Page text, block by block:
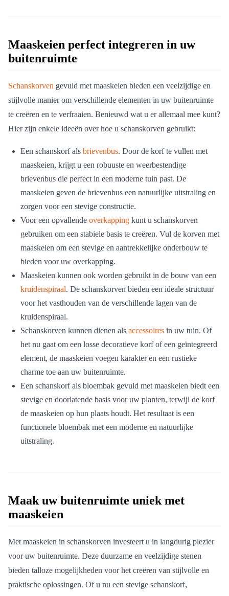
Maaskeien perfect integreren in uw
buitenruimte
Schanskorven gevuld met maaskeien bieden een veelzijdige en
stijlvolle manier om verschillende elementen in uw buitenruimte
te creëren en te verfraaien. Benieuwd wat u er allemaal mee kunt?
Hier zijn enkele ideeën over hoe u schanskorven gebruikt:
Een schanskorf als brievenbus. Door de korf te vullen met
maaskeien, krijgt u een robuuste en weerbestendige
brievenbus die perfect in een moderne tuin past. De
maaskeien geven de brievenbus een natuurlijke uitstraling en
zorgen voor een stevige constructie.
Voor een opvallende overkapping kunt u schanskorven
gebruiken om een stabiele basis te creëren. Vul de korven met
maaskeien om een stevige en aantrekkelijke onderbouw te
bieden voor uw overkapping.
Maaskeien kunnen ook worden gebruikt in de bouw van een
kruidenspiraal. De schanskorven bieden een ideale structuur
voor het vasthouden van de verschillende lagen van de
kruidenspiraal.
Schanskorven kunnen dienen als accessoires in uw tuin. Of
het nu gaat om een losse decoratieve korf of een geïntegreerd
element, de maaskeien voegen karakter en een rustieke
charme toe aan uw buitenruimte.
Een schanskorf als bloembak gevuld met maaskeien biedt een
stevige en doorlatende basis voor uw planten, terwijl de korf
de maaskeien op hun plaats houdt. Het resultaat is een
functionele bloembak met een moderne en natuurlijke
uitstraling.
Maak uw buitenruimte uniek met
maaskeien
Met maaskeien in schanskorven investeert u in langdurig plezier
voor uw buitenruimte. Deze duurzame en veelzijdige stenen
bieden talloze mogelijkheden voor het creëren van stijlvolle en
praktische oplossingen. Of u nu een stevige schanskorf,